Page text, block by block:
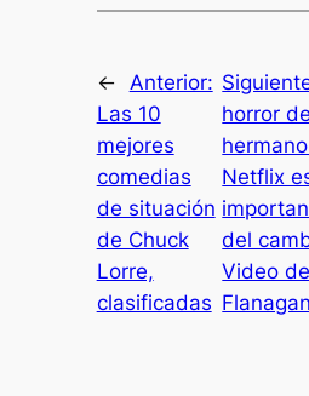
←
Anterior:
Las 10
mejores
comedias
de situación
de Chuck
Lorre,
clasificadas
horror
Netflix
del
Video
Flanagan